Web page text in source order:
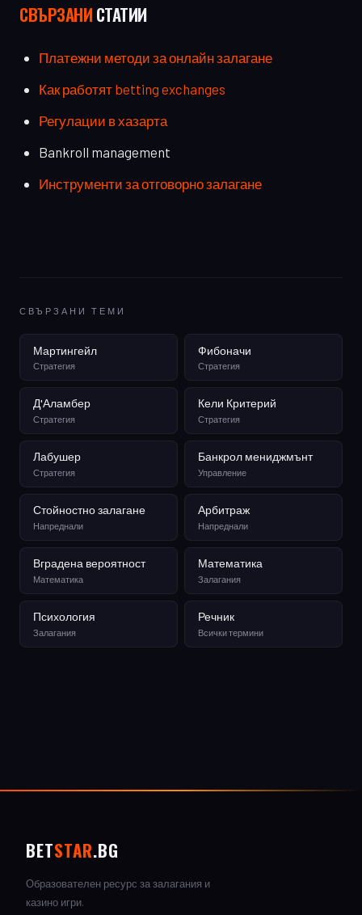
СВЪРЗАНИСТАТИИ
Платежни методи за онлайн залагане
Как работят betting exchanges
Регулации в хазарта
Bankroll management
Инструменти за отговорно залагане
СВЪРЗАНИ ТЕМИ
Мартингейл
Стратегия
Фибоначи
Стратегия
Д'Аламбер
Стратегия
Кели Критерий
Стратегия
Лабушер
Стратегия
Банкрол мениджмънт
Управление
Стойностно залагане
Напреднали
Арбитраж
Напреднали
Вградена вероятност
Математика
Математика
Залагания
Психология
Залагания
Речник
Всички термини
BETSTAR.BG
Образователен ресурс за залагания и
казино игри.